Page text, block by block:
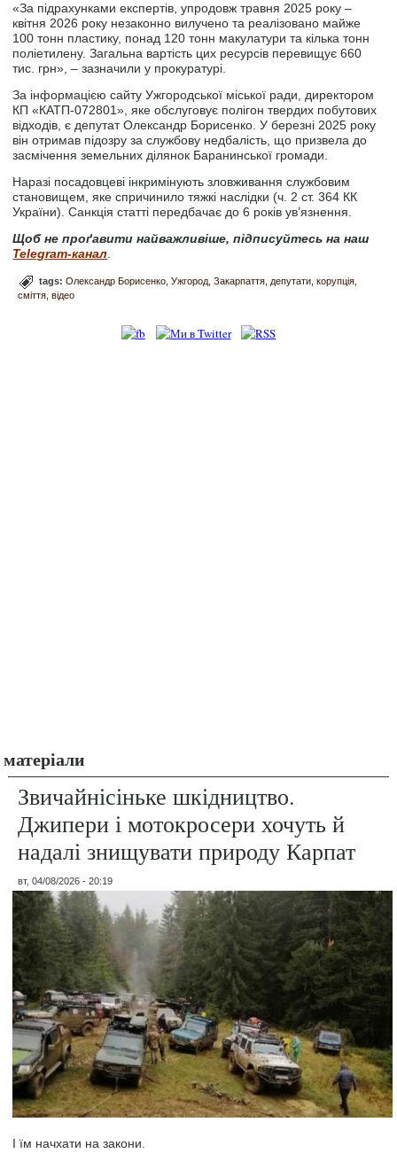
«За підрахунками експертів, упродовж травня 2025 року –
квітня 2026 року незаконно вилучено та реалізовано майже
100 тонн пластику, понад 120 тонн макулатури та кілька тонн
поліетилену. Загальна вартість цих ресурсів перевищує 660
тис. грн», – зазначили у прокуратурі.
За інформацією сайту Ужгородської міської ради, директором
КП «КАТП-072801», яке обслуговує полігон твердих побутових
відходів, є депутат Олександр Борисенко. У березні 2025 року
він отримав підозру за службову недбалість, що призвела до
засмічення земельних ділянок Баранинської громади.
Наразі посадовцеві інкримінують зловживання службовим
становищем, яке спричинило тяжкі наслідки (ч. 2 ст. 364 КК
України). Санкція статті передбачає до 6 років ув’язнення.
Щоб не проґавити найважливіше, підписуйтесь на наш
Telegram-канал
tags:Олександр Борисенко Ужгород Закарпаття депутати корупція
сміття відео
матеріали
Звичайнісіньке шкідництво.
Джипери і мотокросери хочуть й
надалі знищувати природу Карпат
вт, 04/08/2026 - 20:19
І їм начхати на закони.